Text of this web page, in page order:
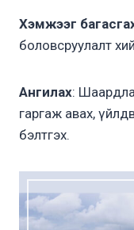
Хэмжээг
боловсруулалт
Ангилах:
гаргаж авах,
бэлтгэх.